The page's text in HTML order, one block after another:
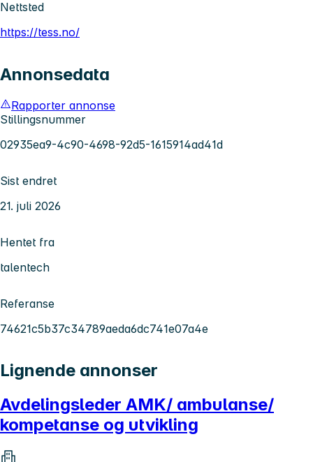
Nettsted
https://tess.no/
Annonsedata
Rapporter annonse
Stillingsnummer
02935ea9-4c90-4698-92d5-1615914ad41d
Sist endret
21. juli 2026
Hentet fra
talentech
Referanse
74621c5b37c34789aeda6dc741e07a4e
Lignende annonser
Avdelingsleder AMK/ ambulanse/
kompetanse og utvikling